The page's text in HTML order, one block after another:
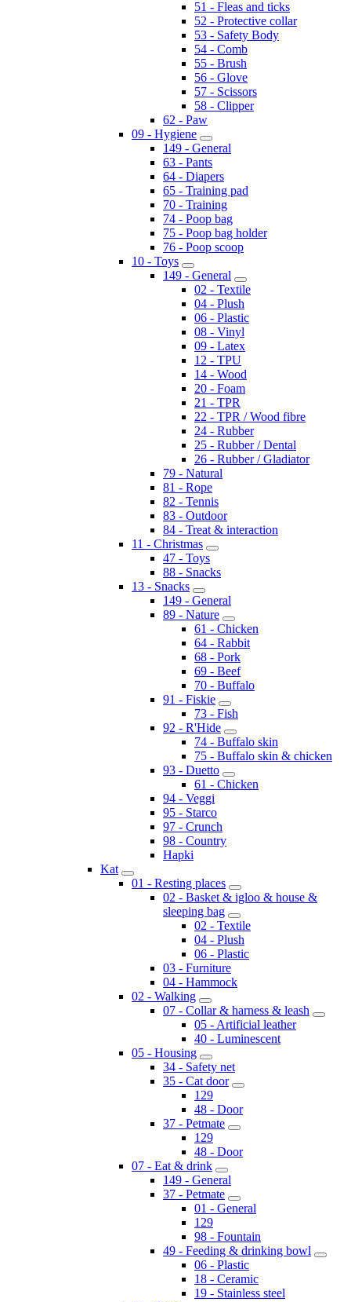
51 - Fleas and ticks
52 - Protective collar
53 - Safety Body
54 - Comb
55 - Brush
56 - Glove
57 - Scissors
58 - Clipper
62 - Paw
09 - Hygiene
149 - General
63 - Pants
64 - Diapers
65 - Training pad
70 - Training
74 - Poop bag
75 - Poop bag holder
76 - Poop scoop
10 - Toys
149 - General
02 - Textile
04 - Plush
06 - Plastic
08 - Vinyl
09 - Latex
12 - TPU
14 - Wood
20 - Foam
21 - TPR
22 - TPR / Wood fibre
24 - Rubber
25 - Rubber / Dental
26 - Rubber / Gladiator
79 - Natural
81 - Rope
82 - Tennis
83 - Outdoor
84 - Treat & interaction
11 - Christmas
47 - Toys
88 - Snacks
13 - Snacks
149 - General
89 - Nature
61 - Chicken
64 - Rabbit
68 - Pork
69 - Beef
70 - Buffalo
91 - Fiskie
73 - Fish
92 - R'Hide
74 - Buffalo skin
75 - Buffalo skin & chicken
93 - Duetto
61 - Chicken
94 - Veggi
95 - Starco
97 - Crunch
98 - Country
Hapki
Kat
01 - Resting places
02 - Basket & igloo & house &
sleeping bag
02 - Textile
04 - Plush
06 - Plastic
03 - Furniture
04 - Hammock
02 - Walking
07 - Collar & harness & leash
05 - Artificial leather
40 - Luminescent
05 - Housing
34 - Safety net
35 - Cat door
129
48 - Door
37 - Petmate
129
48 - Door
07 - Eat & drink
149 - General
37 - Petmate
01 - General
129
98 - Fountain
49 - Feeding & drinking bowl
06 - Plastic
18 - Ceramic
19 - Stainless steel